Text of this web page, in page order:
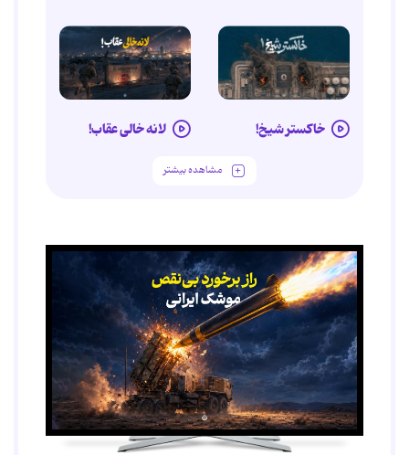
خاکستر شیخ! لانه خالی عقاب!
مشاهده بیشتر